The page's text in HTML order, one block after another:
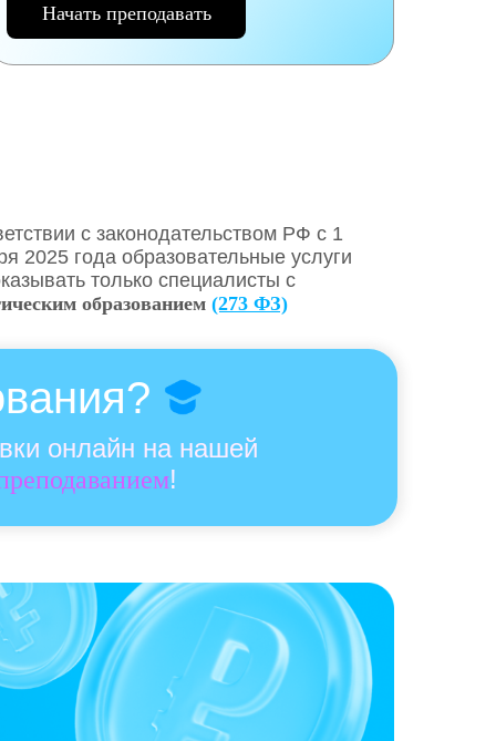
Начать преподавать
с законодательством РФ c 1
2025 года образовательные услуги
только специалисты с
образованием (273 ФЗ)
онлайн на нашей
!